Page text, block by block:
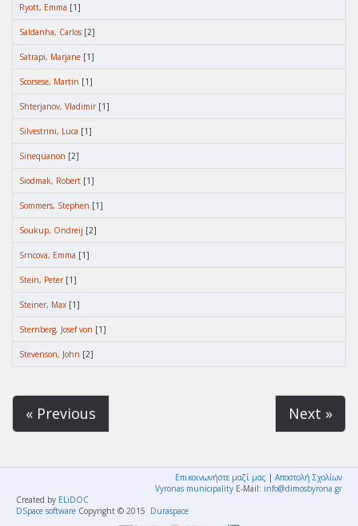
Ryott, Emma [1]
Saldanha, Carlos [2]
Satrapi, Marjane [1]
Scorsese, Martin [1]
Shterjanov, Vladimir[1]
Silvestrini, Luca [1]
Sinequanon [2]
Siodmak, Robert [1]
Sommers, Stephen [1]
Soukup, Ondreij [2]
Srncova, Emma [1]
Stein, Peter[1]
Steiner, Max [1]
Sternberg, Josef von [1]
Stevenson, John [2]
« Previous Next »
Επικοινωνήστε μαζί μας | Αποστολή Σχολίων
Vyronas municipality E-Mail: info@dimosbyrona.gr
Created by ELiDOC
DSpace software Copyright © 2015 Duraspace